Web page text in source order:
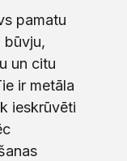
pamatu
būvju,
un citu
ir metāla
ieskrūvēti